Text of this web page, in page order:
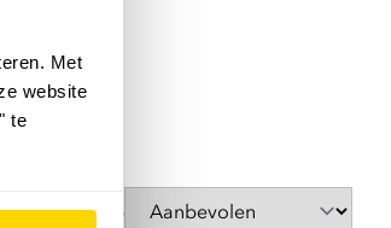
Met
website
te
Sorteer op